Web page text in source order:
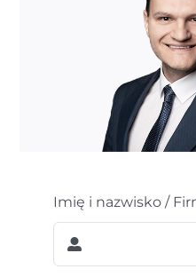
Imię i nazwisko /